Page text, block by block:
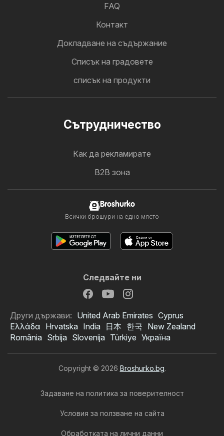
FAQ
Контакт
Докладване на съдържание
Cписък на градовете
списък на продукти
Cътрудничество
Как да рекламирате
B2B зона
Broshurko
Всички брошури на едно място
Следвайте ни
Други държави: United Arab Emirates Cyprus
Ελλάδα Hrvatska India 日本 한국 New Zealand
România Srbija Slovenija Türkiye Україна
Copyright © 2026 Broshurko.bg.
Задаване на политика за поверителност
Условия за ползване на сайта
Обработката на лични данни